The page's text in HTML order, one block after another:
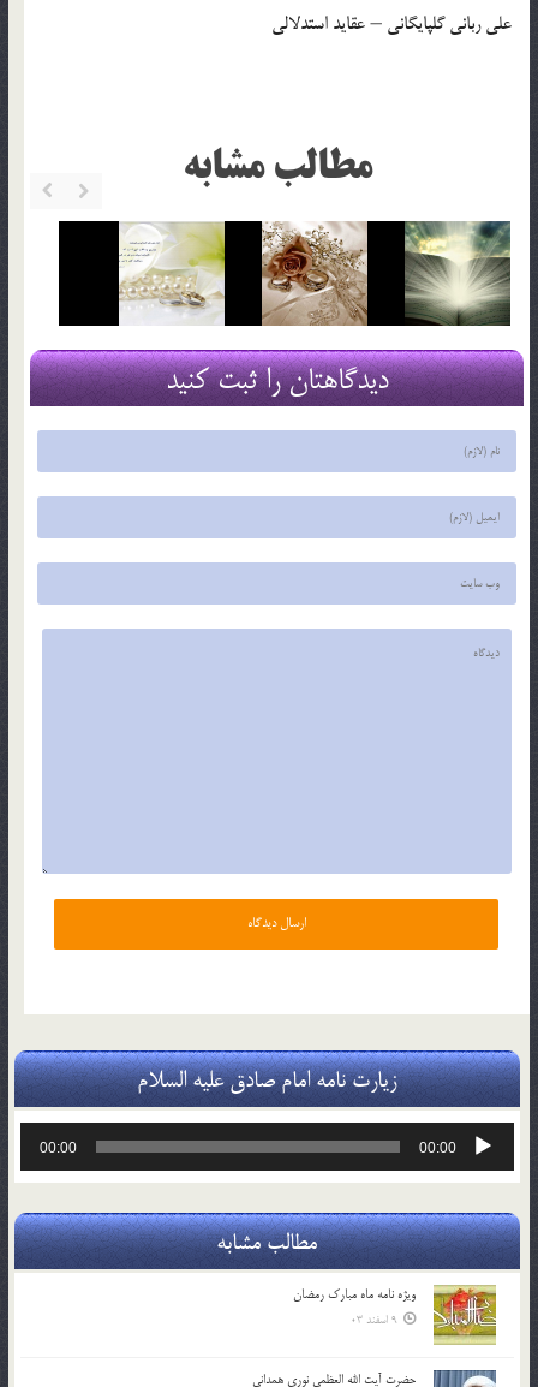
علی ربانی گلپایگانی – عقاید استدلالی
مطالب مشابه
دیدگاهتان را ثبت کنید
زیارت نامه امام صادق علیه السلام
پخش‌کننده
00:00
00:00
مطالب مشابه
ویژه نامه ماه مبارک رمضان
9 اسفند 03
حضرت آیت الله العظمی نوری همدانی